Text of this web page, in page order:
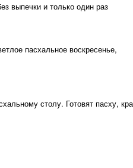
выпечки и только один раз
пасхальное воскресенье,
столу. Готовят пасху,